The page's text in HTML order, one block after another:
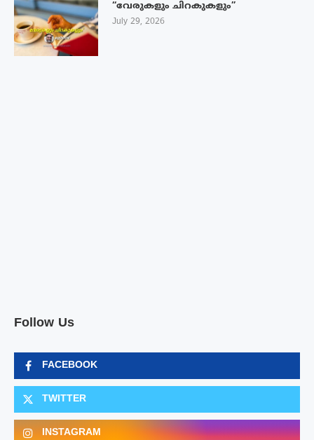
“വേരുകളും ചിറകുകളും”
July 29, 2026
Follow Us
FACEBOOK
TWITTER
INSTAGRAM